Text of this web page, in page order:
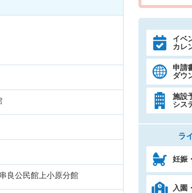
良公民館上小原分館
イベ
カレ
申請
ダウ
施設
シス
ラ
妊娠
入園